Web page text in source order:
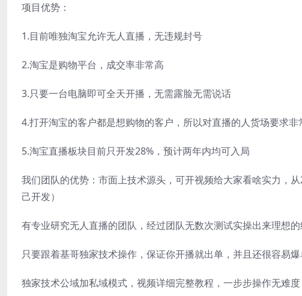
项目优势：
1.目前唯独淘宝允许无人直播，无违规封号
2.淘宝是购物平台，成交率非常高
3.只要一台电脑即可全天开播，无需露脸无需说话
4.打开淘宝的客户都是想购物的客户，所以对直播的人货场要求
5.淘宝直播板块目前只开发28%，预计两年内均可入局
我们团队的优势：市面上技术源头，可开视频给大家看啥实力，
己开发）
有专业研究无人直播的团队，经过团队无数次测试实操出来理想
只要跟着基哥独家技术操作，保证你开播就出单，并且还很容易爆
独家技术公域加私域模式，视频详细完整教程，一步步操作无难度